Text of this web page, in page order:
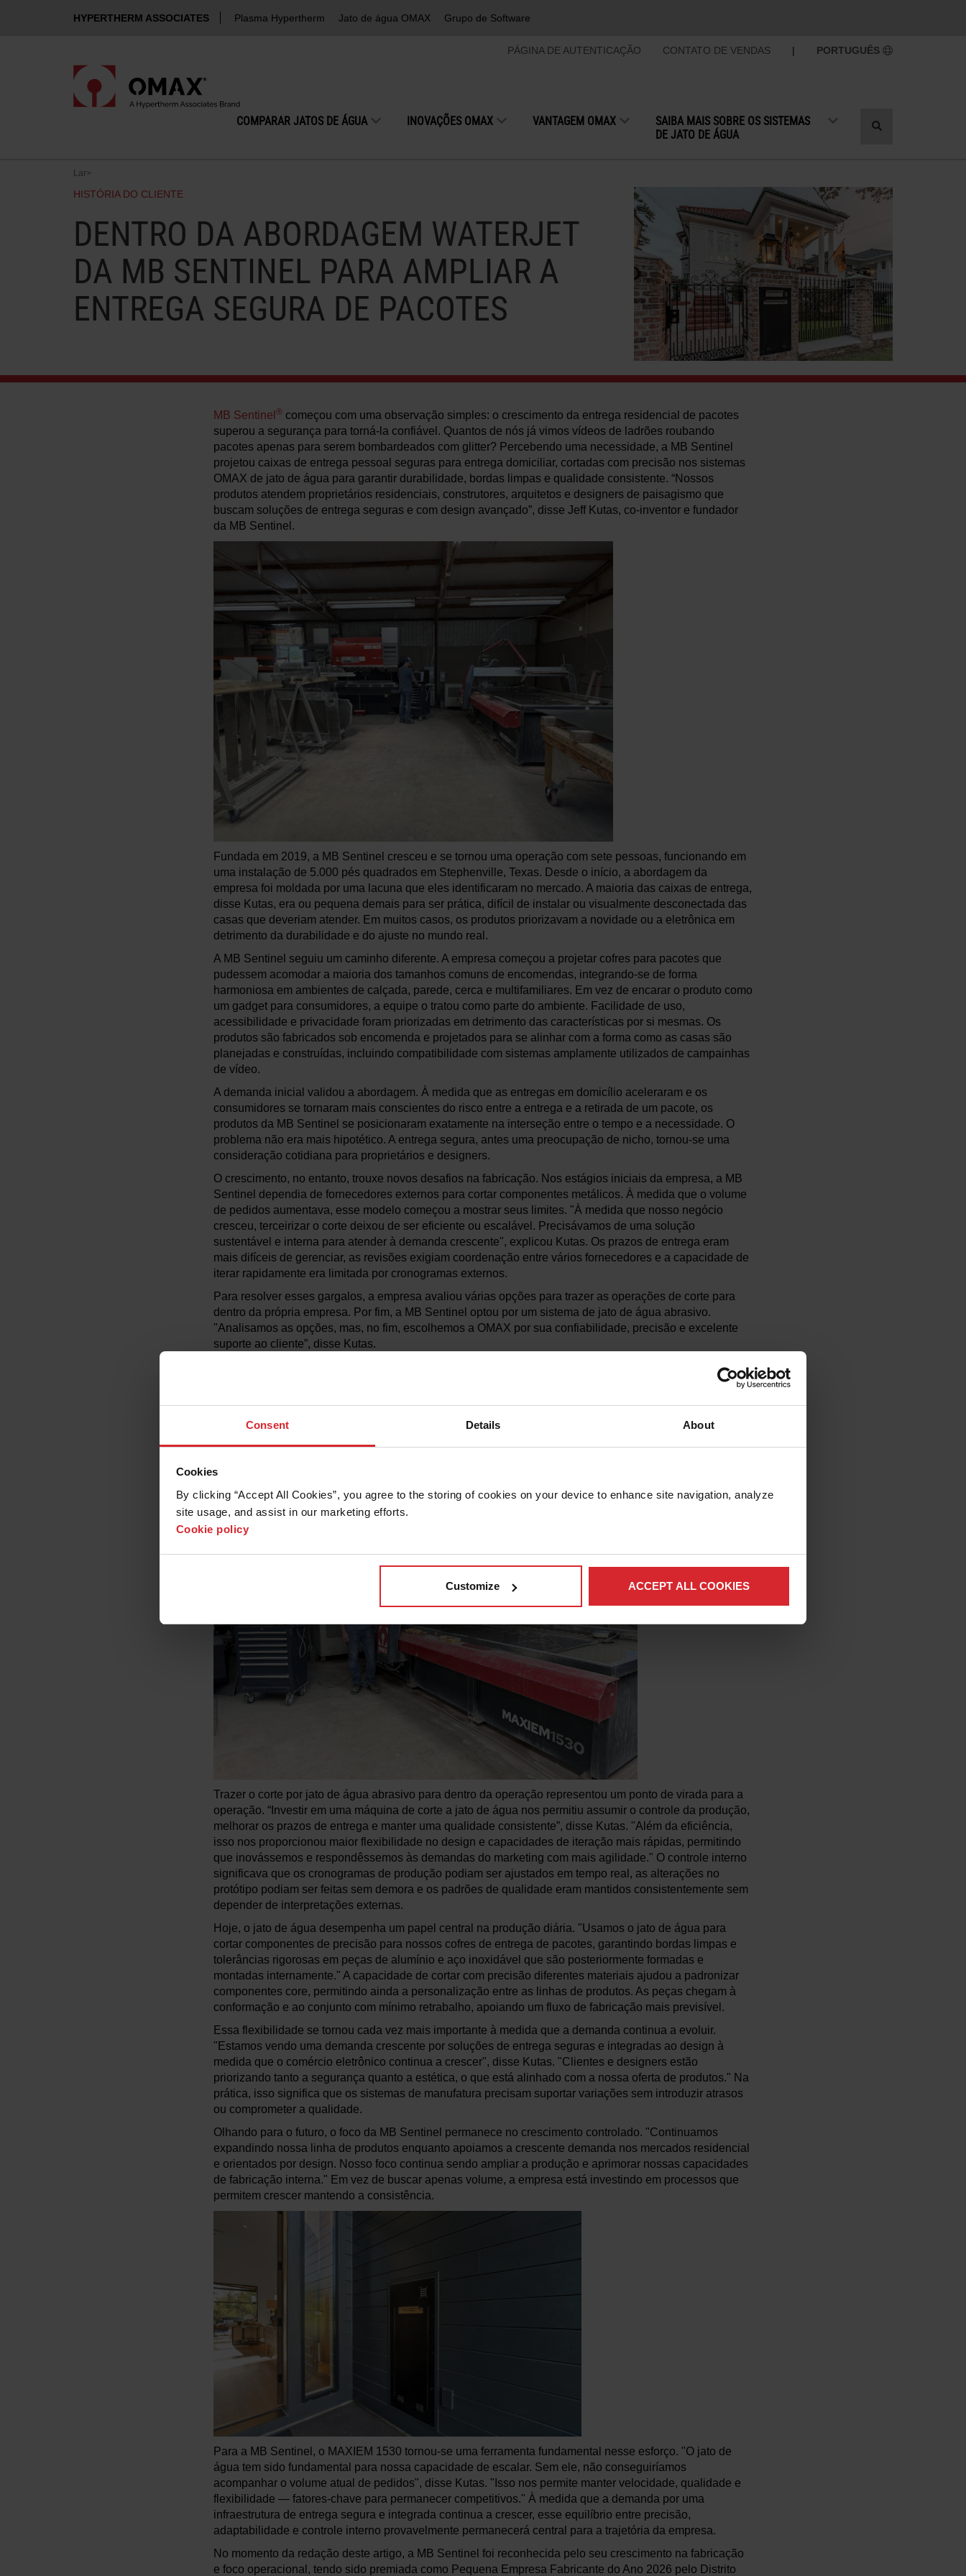
Consent Details About
Cookies
By clicking “Accept All Cookies”, you agree to the storing of cookies on your device to enhance site navigation, analyze
site usage, and assist in our marketing efforts.
Cookie policy
Customize ACCEPT ALL COOKIES
HYPERTHERM ASSOCIATES Plasma Hypertherm Jato de água OMAX Grupo de Software
PÁGINA DE AUTENTICAÇÃO CONTATO DE VENDAS | PORTUGUÊS
COMPARAR JATOS DE ÁGUA INOVAÇÕES OMAX VANTAGEM OMAX
SAIBA MAIS SOBRE OS SISTEMAS
DE JATO DE ÁGUA
Alternar
Lar>
HISTÓRIA DO CLIENTE
DENTRO DA ABORDAGEM WATERJET
DA MB SENTINEL PARA AMPLIAR A
ENTREGA SEGURA DE PACOTES
MB Sentinel ® começou com uma observação simples: o crescimento da entrega residencial de pacotes
superou a segurança para torná-la confiável. Quantos de nós já vimos vídeos de ladrões roubando
pacotes apenas para serem bombardeados com glitter? Percebendo uma necessidade, a MB Sentinel
projetou caixas de entrega pessoal seguras para entrega domiciliar, cortadas com precisão nos sistemas
OMAX de jato de água para garantir durabilidade, bordas limpas e qualidade consistente. “Nossos
produtos atendem proprietários residenciais, construtores, arquitetos e designers de paisagismo que
buscam soluções de entrega seguras e com design avançado”, disse Jeff Kutas, co-inventor e fundador
da MB Sentinel.
Fundada em 2019, a MB Sentinel cresceu e se tornou uma operação com sete pessoas, funcionando em
uma instalação de 5.000 pés quadrados em Stephenville, Texas. Desde o início, a abordagem da
empresa foi moldada por uma lacuna que eles identificaram no mercado. A maioria das caixas de entrega,
disse Kutas, era ou pequena demais para ser prática, difícil de instalar ou visualmente desconectada das
casas que deveriam atender. Em muitos casos, os produtos priorizavam a novidade ou a eletrônica em
detrimento da durabilidade e do ajuste no mundo real.
A MB Sentinel seguiu um caminho diferente. A empresa começou a projetar cofres para pacotes que
pudessem acomodar a maioria dos tamanhos comuns de encomendas, integrando-se de forma
harmoniosa em ambientes de calçada, parede, cerca e multifamiliares. Em vez de encarar o produto como
um gadget para consumidores, a equipe o tratou como parte do ambiente. Facilidade de uso,
acessibilidade e privacidade foram priorizadas em detrimento das características por si mesmas. Os
produtos são fabricados sob encomenda e projetados para se alinhar com a forma como as casas são
planejadas e construídas, incluindo compatibilidade com sistemas amplamente utilizados de campainhas
de vídeo.
A demanda inicial validou a abordagem. À medida que as entregas em domicílio aceleraram e os
consumidores se tornaram mais conscientes do risco entre a entrega e a retirada de um pacote, os
produtos da MB Sentinel se posicionaram exatamente na interseção entre o tempo e a necessidade. O
problema não era mais hipotético. A entrega segura, antes uma preocupação de nicho, tornou-se uma
consideração cotidiana para proprietários e designers.
O crescimento, no entanto, trouxe novos desafios na fabricação. Nos estágios iniciais da empresa, a MB
Sentinel dependia de fornecedores externos para cortar componentes metálicos. À medida que o volume
de pedidos aumentava, esse modelo começou a mostrar seus limites. "À medida que nosso negócio
cresceu, terceirizar o corte deixou de ser eficiente ou escalável. Precisávamos de uma solução
sustentável e interna para atender à demanda crescente", explicou Kutas. Os prazos de entrega eram
mais difíceis de gerenciar, as revisões exigiam coordenação entre vários fornecedores e a capacidade de
iterar rapidamente era limitada por cronogramas externos.
Para resolver esses gargalos, a empresa avaliou várias opções para trazer as operações de corte para
dentro da própria empresa. Por fim, a MB Sentinel optou por um sistema de jato de água abrasivo.
"Analisamos as opções, mas, no fim, escolhemos a OMAX por sua confiabilidade, precisão e excelente
suporte ao cliente”, disse Kutas.
equipado com uma bomba de 30 cavalos de potência. O MAXIEM
usa regularmente, incluindo alumínio e aço inoxidável, bem como materiais que podem ser desafiadores
para métodos de corte mais tradicionais.
Trazer o corte por jato de água abrasivo para dentro da operação representou um ponto de virada para a
operação. “Investir em uma máquina de corte a jato de água nos permitiu assumir o controle da produção,
melhorar os prazos de entrega e manter uma qualidade consistente”, disse Kutas. "Além da eficiência,
isso nos proporcionou maior flexibilidade no design e capacidades de iteração mais rápidas, permitindo
que inovássemos e respondêssemos às demandas do marketing com mais agilidade." O controle interno
significava que os cronogramas de produção podiam ser ajustados em tempo real, as alterações no
protótipo podiam ser feitas sem demora e os padrões de qualidade eram mantidos consistentemente sem
depender de interpretações externas.
Hoje, o jato de água desempenha um papel central na produção diária. "Usamos o jato de água para
cortar componentes de precisão para nossos cofres de entrega de pacotes, garantindo bordas limpas e
tolerâncias rigorosas em peças de alumínio e aço inoxidável que são posteriormente formadas e
montadas internamente." A capacidade de cortar com precisão diferentes materiais ajudou a padronizar
componentes core, permitindo ainda a personalização entre as linhas de produtos. As peças chegam à
conformação e ao conjunto com mínimo retrabalho, apoiando um fluxo de fabricação mais previsível.
Essa flexibilidade se tornou cada vez mais importante à medida que a demanda continua a evoluir.
"Estamos vendo uma demanda crescente por soluções de entrega seguras e integradas ao design à
medida que o comércio eletrônico continua a crescer", disse Kutas. "Clientes e designers estão
priorizando tanto a segurança quanto a estética, o que está alinhado com a nossa oferta de produtos." Na
prática, isso significa que os sistemas de manufatura precisam suportar variações sem introduzir atrasos
ou comprometer a qualidade.
Olhando para o futuro, o foco da MB Sentinel permanece no crescimento controlado. "Continuamos
expandindo nossa linha de produtos enquanto apoiamos a crescente demanda nos mercados residencial
e orientados por design. Nosso foco continua sendo ampliar a produção e aprimorar nossas capacidades
de fabricação interna." Em vez de buscar apenas volume, a empresa está investindo em processos que
permitem crescer mantendo a consistência.
Para a MB Sentinel, o MAXIEM 1530 tornou-se uma ferramenta fundamental nesse esforço. "O jato de
água tem sido fundamental para nossa capacidade de escalar. Sem ele, não conseguiríamos
acompanhar o volume atual de pedidos", disse Kutas. "Isso nos permite manter velocidade, qualidade e
flexibilidade — fatores-chave para permanecer competitivos." À medida que a demanda por uma
infraestrutura de entrega segura e integrada continua a crescer, esse equilíbrio entre precisão,
adaptabilidade e controle interno provavelmente permanecerá central para a trajetória da empresa.
No momento da redação deste artigo, a MB Sentinel foi reconhecida pelo seu crescimento na fabricação
e foco operacional, tendo sido premiada como Pequena Empresa Fabricante do Ano 2026 pelo Distrito